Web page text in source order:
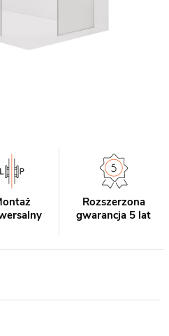
Rozszerzona
gwarancja 5 lat